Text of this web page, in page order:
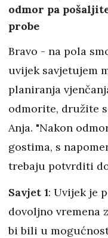
odmor pa
probe
Bravo - na pola
uvijek savjetujem
planiranja
odmorite, družite
Anja. "Nakon
gostima, s
trebaju potvrditi
Savjet 1: Uvijek je
dovoljno vremena
bi bili u